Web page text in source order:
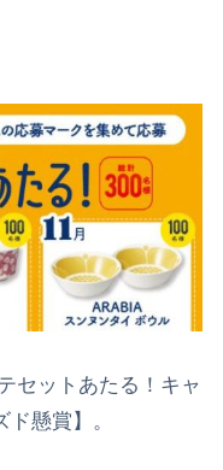
セットあたる！キャ
懸賞】。